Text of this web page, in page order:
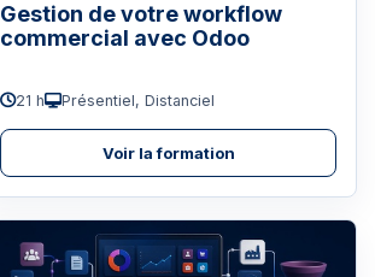
Gestion de votre workflow
commercial avec Odoo
21 h Présentiel, Distanciel
Voir la formation